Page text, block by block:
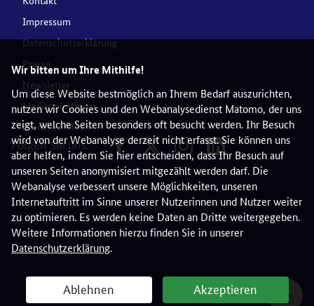
Wir bitten um Ihre Mithilfe!
Um diese Website bestmöglich an Ihrem Bedarf auszurichten,
nutzen wir Cookies und den Webanalysedienst Matomo, der uns
zeigt, welche Seiten besonders oft besucht werden. Ihr Besuch
wird von der Webanalyse derzeit nicht erfasst. Sie können uns
aber helfen, indem Sie hier entscheiden, dass Ihr Besuch auf
unseren Seiten anonymisiert mitgezählt werden darf. Die
Webanalyse verbessert unsere Möglichkeiten, unseren
Internetauftritt im Sinne unserer Nutzerinnen und Nutzer weiter
zu optimieren. Es werden keine Daten an Dritte weitergegeben.
Weitere Informationen hierzu finden Sie in unserer
Datenschutzerklärung.
Ablehnen Akzeptieren
Impressum
Datenschutzerklärung
Presse
Newsletter
Medienplattform
Barriere melden
Folgen Sie uns: